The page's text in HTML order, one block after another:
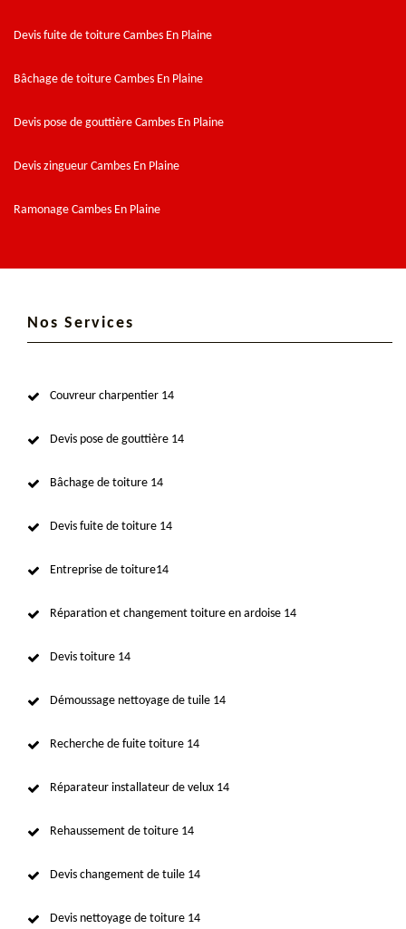
Devis fuite de toiture Cambes En Plaine
Bâchage de toiture Cambes En Plaine
Devis pose de gouttière Cambes En Plaine
Devis zingueur Cambes En Plaine
Ramonage Cambes En Plaine
Nos Services
Couvreur charpentier 14
Devis pose de gouttière 14
Bâchage de toiture 14
Devis fuite de toiture 14
Entreprise de toiture14
Réparation et changement toiture en ardoise 14
Devis toiture 14
Démoussage nettoyage de tuile 14
Recherche de fuite toiture 14
Réparateur installateur de velux 14
Rehaussement de toiture 14
Devis changement de tuile 14
Devis nettoyage de toiture 14